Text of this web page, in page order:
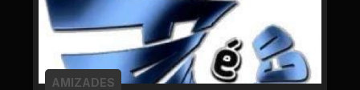
AMIZADES